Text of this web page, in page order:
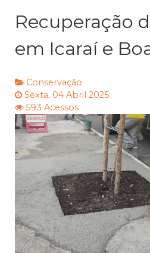
Recuperação
em Icaraí e
Conservação
Sexta, 04 Abril 2025
593 Acessos